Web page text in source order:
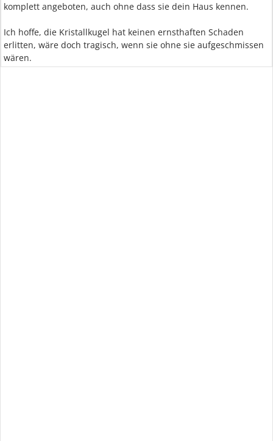
komplett angeboten, auch ohne dass sie dein Haus kennen.
Ich hoffe, die Kristallkugel hat keinen ernsthaften Schaden
erlitten, wäre doch tragisch, wenn sie ohne sie aufgeschmissen
wären.